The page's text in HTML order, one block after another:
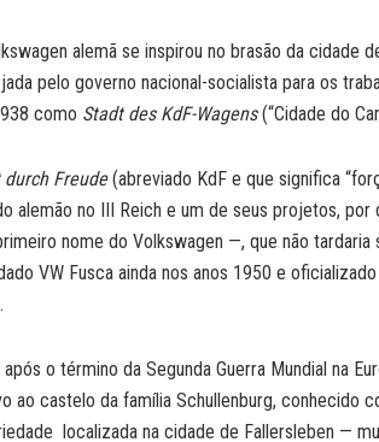
alemã se inspirou no brasão da cidade
pelo governo nacional-socialista para os
como Stadt des KdF-Wagens(“Cidade do
Freude(abreviado KdF e que significa
alemão no III Reich e um de seus projetos,
nome do Volkswagen —, que não
VW Fusca ainda nos anos 1950 e
o término da Segunda Guerra Mundial na
ao castelo da família Schullenburg, conhecido
localizada na cidade de Fallersleben —